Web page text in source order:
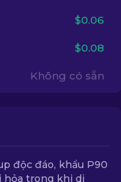
$0.06
$0.08
Không có sẵn
độc đáo, khẩu P90
hỏa trong khi di